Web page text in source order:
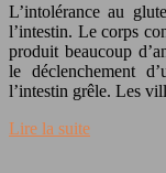
L’intolérance au
l’intestin. Le corps
produit beaucoup
le déclenchement
l’intestin grêle. Les
Lire la suite